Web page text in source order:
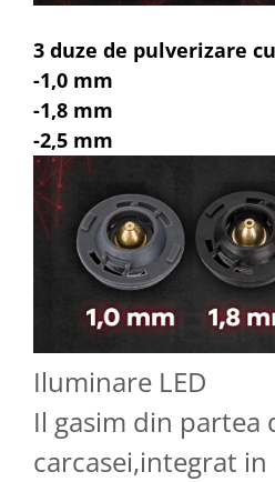
3 duze de pulverizare
-1,0 mm
-1,8 mm
-2,5 mm
Iluminare LED
Il gasim din partea
carcasei,integrat